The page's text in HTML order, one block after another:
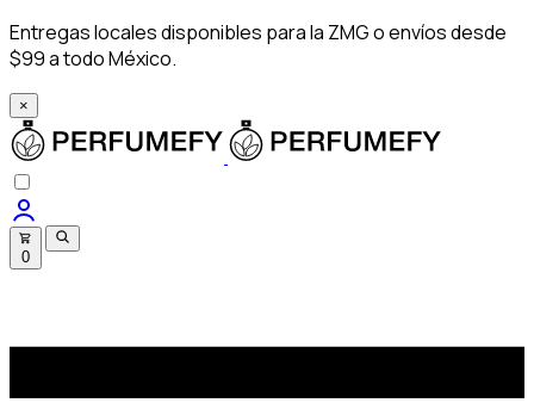
Entregas locales disponibles para la ZMG o envíos desde
$99 a todo México.
×
0